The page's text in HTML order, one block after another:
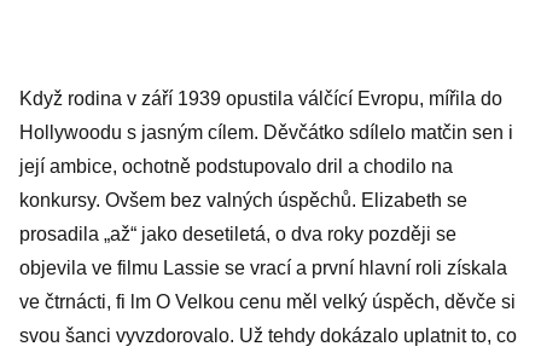
Když rodina v září 1939 opustila válčící Evropu, mířila do
Hollywoodu s jasným cílem. Děvčátko sdílelo matčin sen i
její ambice, ochotně podstupovalo dril a chodilo na
konkursy. Ovšem bez valných úspěchů. Elizabeth se
prosadila „až“ jako desetiletá, o dva roky později se
objevila ve filmu Lassie se vrací a první hlavní roli získala
ve čtrnácti, fi lm O Velkou cenu měl velký úspěch, děvče si
svou šanci vyvzdorovalo. Už tehdy dokázalo uplatnit to, co